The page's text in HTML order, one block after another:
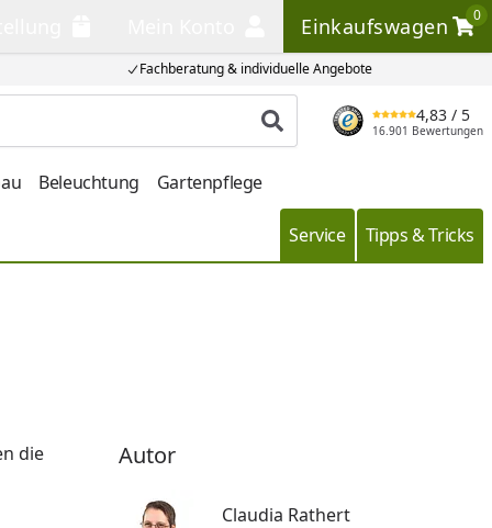
Fachberatung & individuelle Angebote
Einkaufswagen
0
Einkaufswagen
Produkt suchen
4,83 / 5
16.901 Bewertungen
Beleuchtung Gartenpflege
Service Tipps & Tricks
die
Autor
Claudia Rathert